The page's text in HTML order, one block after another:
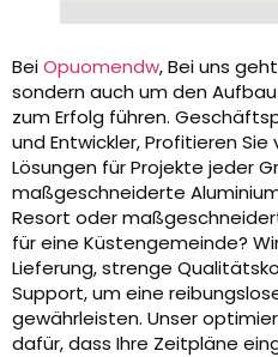
BeiOpuomendw, Bei uns
sondern auch um den
zum Erfolg führen.
und Entwickler, Profitieren
Lösungen für Projekte jeder
maßgeschneiderte
Resort oder
für eine Küstengemeinde?
Lieferung, strenge
Support, um eine
gewährleisten. Unser
dafür, dass Ihre Zeitpläne